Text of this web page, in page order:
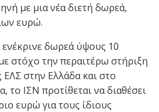
με μια νέα διετή δωρεά,
ευρώ.
δωρεά ύψους 10
στόχο την περαιτέρω στήριξη
ΕΛΣ στην Ελλάδα και στο
το ΙΣΝ προτίθεται να διαθέσει
ευρώ για τους ίδιους